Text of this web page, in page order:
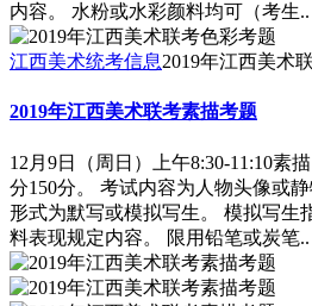
内容。 水粉或水彩颜料均可（考生..
江西美术统考信息2019年江西美术
2019年江西美术联考素描考题
12月9日（周日）上午8:30-11:10素
分150分。 考试内容为人物头像或
形式为默写或模拟写生。 模拟写生
料表现规定内容。 限用铅笔或炭笔..